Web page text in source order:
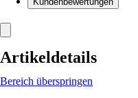
Artikeldetails
Bereich überspringen